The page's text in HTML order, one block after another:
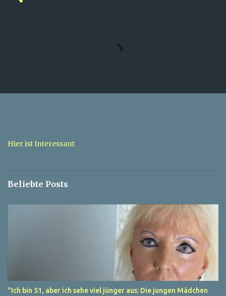
a
Hier ist Interessant
Beliebte Posts
"Ich bin 51, aber ich sehe viel jünger aus: Die jungen Mädchen